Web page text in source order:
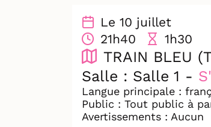
Le 10 juillet
21h40
1h30
TRAIN BLEU
Salle : Salle 1 -
Langue principale :
Public : Tout public à
Avertissements : Aucun